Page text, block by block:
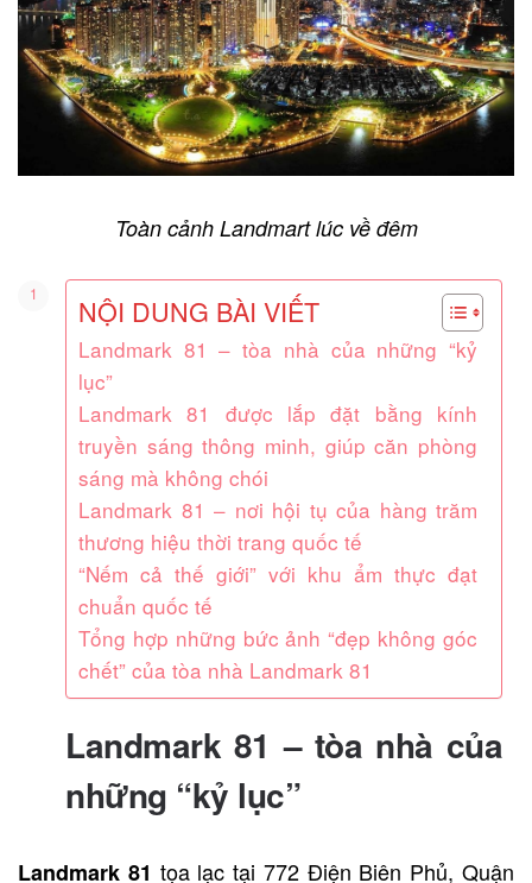
Toàn cảnh Landmart lúc về đêm
NỘI DUNG BÀI VIẾT
Landmark 81 – tòa nhà của những “kỷ
lục”
Landmark 81 được lắp đặt bằng kính
truyền sáng thông minh, giúp căn phòng
sáng mà không chói
Landmark 81 – nơi hội tụ của hàng trăm
thương hiệu thời trang quốc tế
“Nếm cả thế giới” với khu ẩm thực đạt
chuẩn quốc tế
Tổng hợp những bức ảnh “đẹp không góc
chết” của tòa nhà Landmark 81
Landmark 81 – tòa nhà của
những “kỷ lục”
Landmark 81 tọa lạc tại 772 Điện Biên Phủ, Quận